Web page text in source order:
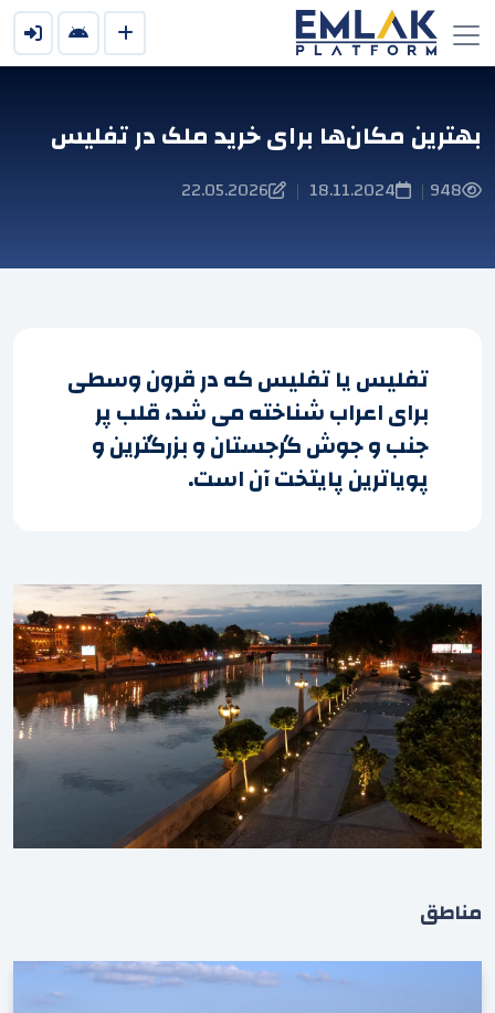
بهترین مکان‌ها برای خرید ملک در تفلیس
948
|
18.11.2024
|
22.05.2026
تفلیس یا تفلیس که در قرون وسطی
برای اعراب شناخته می شد، قلب پر
جنب و جوش گرجستان و بزرگترین و
پویاترین پایتخت آن است.
مناطق